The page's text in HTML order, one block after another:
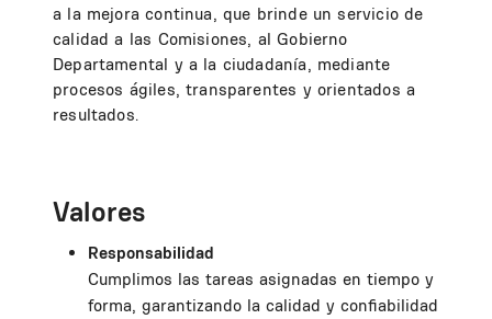
a la mejora continua, que brinde un servicio de
calidad a las Comisiones, al Gobierno
Departamental y a la ciudadanía, mediante
procesos ágiles, transparentes y orientados a
resultados.
Valores
Responsabilidad
Cumplimos las tareas asignadas en tiempo y
forma, garantizando la calidad y confiabilidad